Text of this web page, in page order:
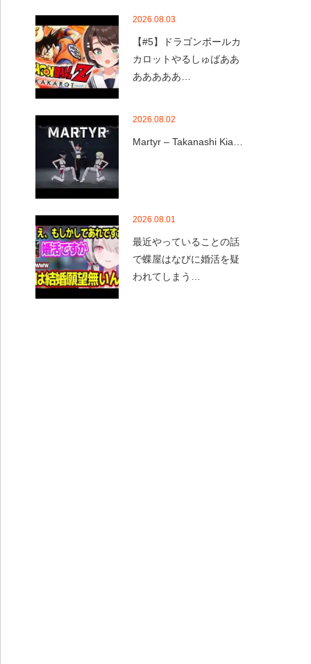
2026.08.03
【#5】ドラゴンボールカ
カロットやるしゅばああ
あああああ…
2026.08.02
Martyr – Takanashi Kia…
2026.08.01
最近やっていることの話
で蝶屋はなびに婚活を疑
われてしまう…